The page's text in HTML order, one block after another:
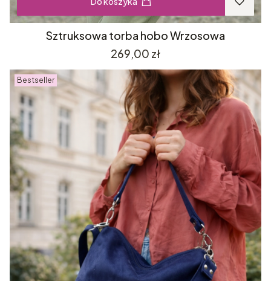
Sztruksowa torba hobo Wrzosowa
Cena
269,00 zł
Bestseller